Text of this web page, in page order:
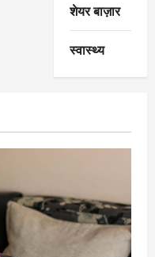
शेयर बाज़ार
स्वास्थ्य